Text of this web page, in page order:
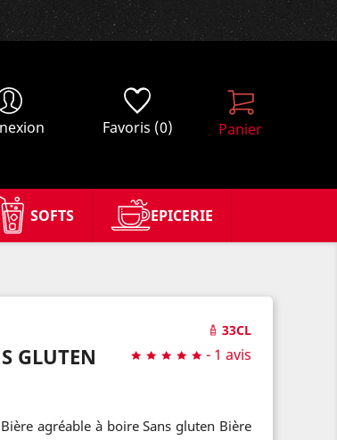
SOFTS EPICERIE
Favoris (0) Panier
33CL
- 1 avis
GLUTEN
agréable à boire Sans gluten Bière